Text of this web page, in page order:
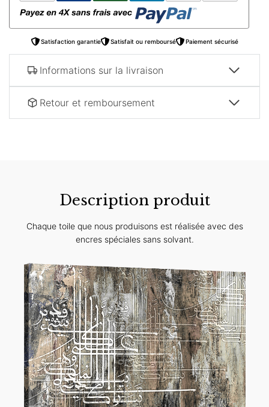
beige
Satisfaction garantie Satisfait ou remboursé Paiement sécurisé
Informations sur la livraison
Retour et remboursement
Description produit
Chaque toile que nous produisons est réalisée avec des
encres spéciales sans solvant.